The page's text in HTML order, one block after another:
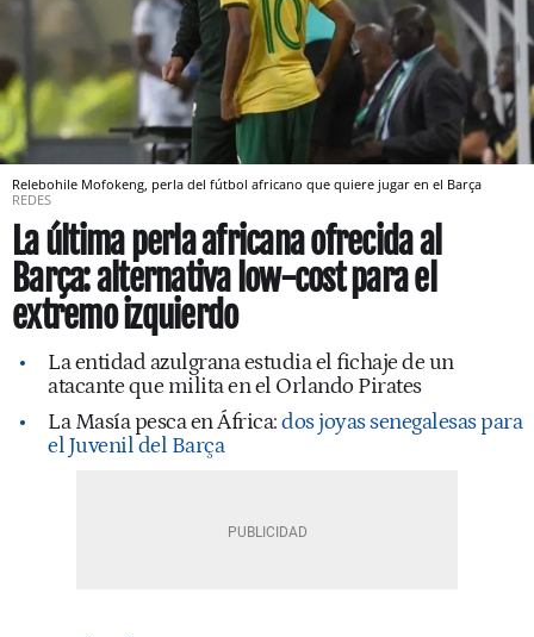
Relebohile Mofokeng, perla del fútbol africano que quiere jugar en el Barça
REDES
La última perla africana ofrecida al
Barça: alternativa low-cost para el
extremo izquierdo
La entidad azulgrana estudia el fichaje de un
atacante que milita en el Orlando Pirates
La Masía pesca en África:dos joyas senegalesas para
el Juvenil del Barça